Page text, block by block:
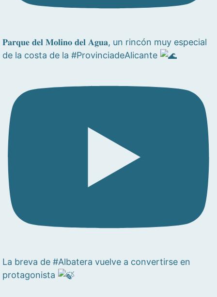
𝐏𝐚𝐫𝐪𝐮𝐞 𝐝𝐞𝐥 𝐌𝐨𝐥𝐢𝐧𝐨 𝐝𝐞𝐥 𝐀𝐠𝐮𝐚, un rincón muy especial
de la costa de la #ProvinciadeAlicante
La breva de #Albatera vuelve a convertirse en
protagonista